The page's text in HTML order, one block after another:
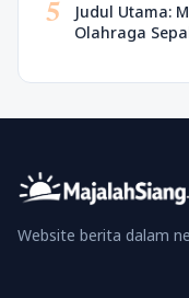
5
Judul Utama:
Olahraga
Website berita dalam